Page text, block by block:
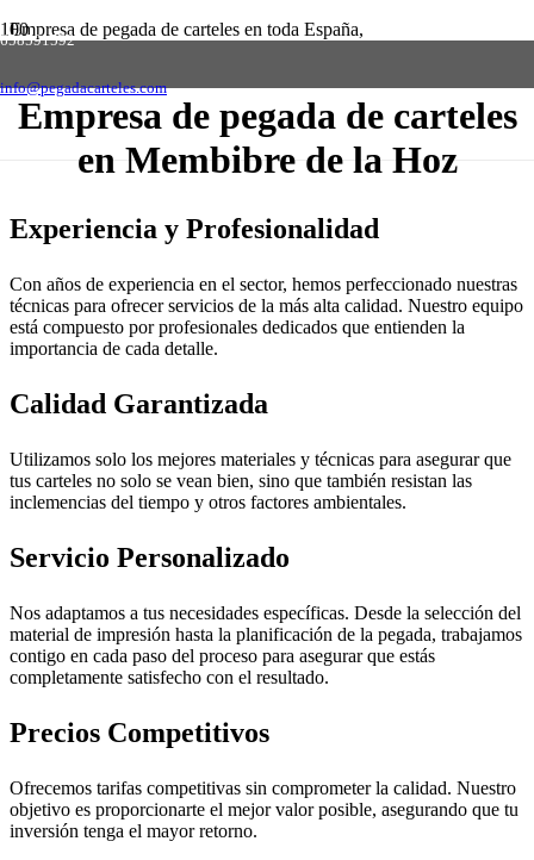
658591592
info@pegadacarteles.com
Empresa de pegada de carteles en toda España,
solicite presupuesto sin compromiso
Empresa de pegada de carteles
en Membibre de la Hoz
Experiencia y Profesionalidad
Con años de experiencia en el sector, hemos perfeccionado nuestras
técnicas para ofrecer servicios de la más alta calidad. Nuestro equipo
está compuesto por profesionales dedicados que entienden la
importancia de cada detalle.
Calidad Garantizada
Utilizamos solo los mejores materiales y técnicas para asegurar que
tus carteles no solo se vean bien, sino que también resistan las
inclemencias del tiempo y otros factores ambientales.
Servicio Personalizado
Nos adaptamos a tus necesidades específicas. Desde la selección del
material de impresión hasta la planificación de la pegada, trabajamos
contigo en cada paso del proceso para asegurar que estás
completamente satisfecho con el resultado.
Precios Competitivos
Ofrecemos tarifas competitivas sin comprometer la calidad. Nuestro
objetivo es proporcionarte el mejor valor posible, asegurando que tu
inversión tenga el mayor retorno.